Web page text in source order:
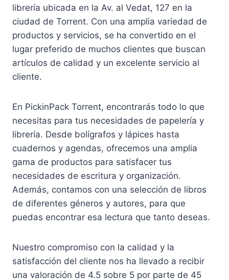
librería ubicada en la Av. al Vedat, 127 en la
ciudad de Torrent. Con una amplia variedad de
productos y servicios, se ha convertido en el
lugar preferido de muchos clientes que buscan
artículos de calidad y un excelente servicio al
cliente.
En PickinPack Torrent, encontrarás todo lo que
necesitas para tus necesidades de papelería y
librería. Desde bolígrafos y lápices hasta
cuadernos y agendas, ofrecemos una amplia
gama de productos para satisfacer tus
necesidades de escritura y organización.
Además, contamos con una selección de libros
de diferentes géneros y autores, para que
puedas encontrar esa lectura que tanto deseas.
Nuestro compromiso con la calidad y la
satisfacción del cliente nos ha llevado a recibir
una valoración de 4.5 sobre 5 por parte de 45